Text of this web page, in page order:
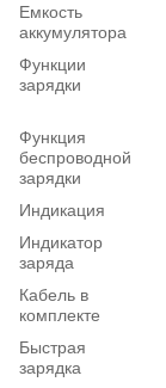
Емкость
аккумулятора
Функции
зарядки
Функция
беспроводной
зарядки
Индикация
Индикатор
заряда
Кабель в
комплекте
Быстрая
зарядка